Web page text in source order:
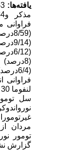
یافته‌ها:
(6/
فراوانی
مردان
تومور
گزارش